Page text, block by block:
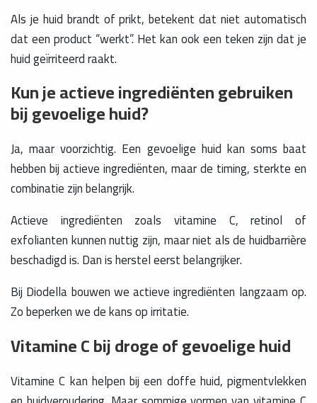
Als je huid brandt of prikt, betekent dat niet automatisch
dat een product “werkt”. Het kan ook een teken zijn dat je
huid geïrriteerd raakt.
Kun je actieve ingrediënten gebruiken
bij gevoelige huid?
Ja, maar voorzichtig. Een gevoelige huid kan soms baat
hebben bij actieve ingrediënten, maar de timing, sterkte en
combinatie zijn belangrijk.
Actieve ingrediënten zoals vitamine C, retinol of
exfolianten kunnen nuttig zijn, maar niet als de huidbarrière
beschadigd is. Dan is herstel eerst belangrijker.
Bij Diodella bouwen we actieve ingrediënten langzaam op.
Zo beperken we de kans op irritatie.
Vitamine C bij droge of gevoelige huid
Vitamine C kan helpen bij een doffe huid, pigmentvlekken